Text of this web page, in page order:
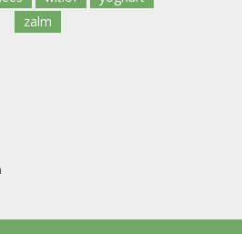
zalm